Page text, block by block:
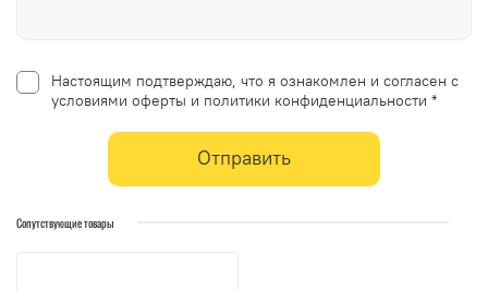
Настоящим подтверждаю, что я ознакомлен и согласен с
условиями оферты и политики конфиденциальности *
Отправить
Сопутствующие товары